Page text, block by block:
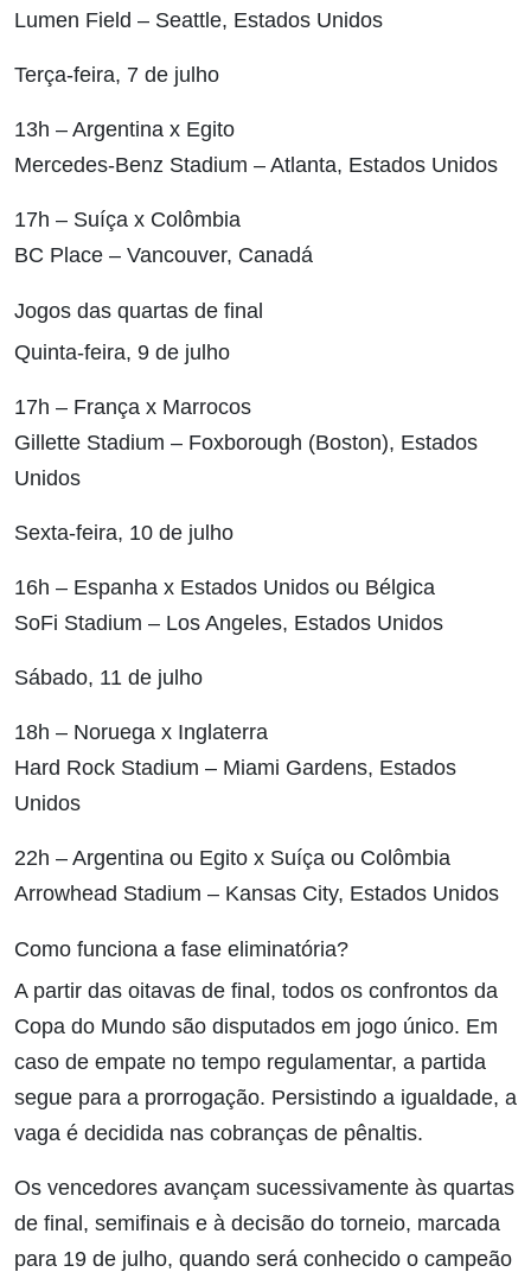
Lumen Field – Seattle, Estados Unidos
Terça-feira, 7 de julho
13h – Argentina x Egito
Mercedes-Benz Stadium – Atlanta, Estados Unidos
17h – Suíça x Colômbia
BC Place – Vancouver, Canadá
Jogos das quartas de final
Quinta-feira, 9 de julho
17h – França x Marrocos
Gillette Stadium – Foxborough (Boston), Estados
Unidos
Sexta-feira, 10 de julho
16h – Espanha x Estados Unidos ou Bélgica
SoFi Stadium – Los Angeles, Estados Unidos
Sábado, 11 de julho
18h – Noruega x Inglaterra
Hard Rock Stadium – Miami Gardens, Estados
Unidos
22h – Argentina ou Egito x Suíça ou Colômbia
Arrowhead Stadium – Kansas City, Estados Unidos
Como funciona a fase eliminatória?
A partir das oitavas de final, todos os confrontos da
Copa do Mundo são disputados em jogo único. Em
caso de empate no tempo regulamentar, a partida
segue para a prorrogação. Persistindo a igualdade, a
vaga é decidida nas cobranças de pênaltis.
Os vencedores avançam sucessivamente às quartas
de final, semifinais e à decisão do torneio, marcada
para 19 de julho, quando será conhecido o campeão